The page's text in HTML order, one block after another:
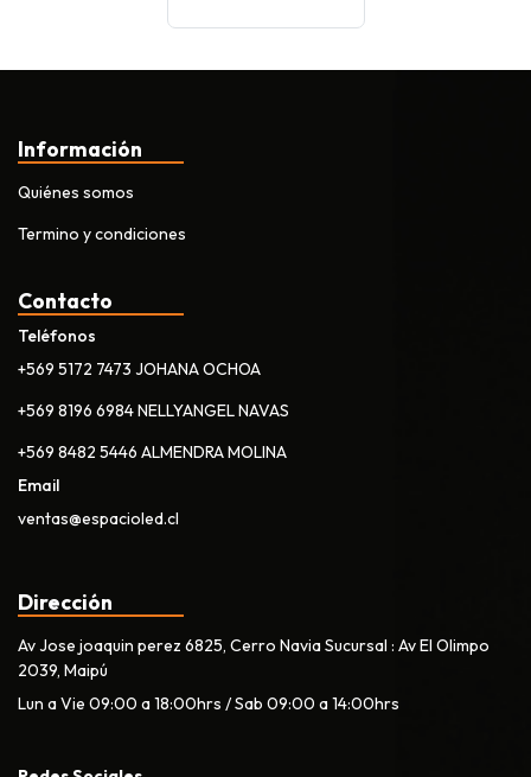
Información
Quiénes somos
Termino y condiciones
Contacto
Teléfonos
+569 5172 7473 JOHANA OCHOA
+569 8196 6984 NELLYANGEL NAVAS
+569 8482 5446 ALMENDRA MOLINA
Email
ventas@espacioled.cl
Dirección
Av Jose joaquin perez 6825, Cerro Navia Sucursal : Av El Olimpo
2039, Maipú
Lun a Vie 09:00 a 18:00hrs / Sab 09:00 a 14:00hrs